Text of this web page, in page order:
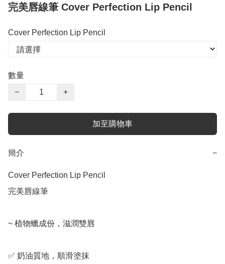
完美唇線筆 Cover Perfection Lip Pencil
Cover Perfection Lip Pencil
數量
−
+
加至購物車
簡介 −
Cover Perfection Lip Pencil
完美唇線筆
~ 植物蠟成份，滋潤雙唇
✅ 奶油質地，順滑塗抹